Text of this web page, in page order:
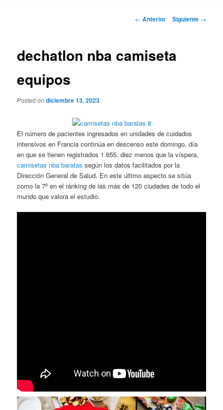
Navegación
← Anterior Siguiente →
dechatlon nba camiseta
equipos
Posted ondiciembre 13, 2023
El número de pacientes ingresados en unidades de cuidados
intensivos en Francia continúa en descenso este domingo, día
en que se tienen registrados 1.655, diez menos que la víspera,
camisetas nba baratas según los datos facilitados por la
Dirección General de Salud. En este último aspecto se sitúa
como la 7º en el ránking de las más de 120 ciudades de todo el
mundo que valora el estudio.